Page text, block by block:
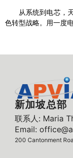
从系统到电芯，
色转型战略。用一度
新加坡总部
联系人: Maria
Email:
200 Cantonment